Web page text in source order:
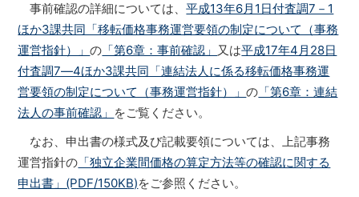
事前確認の詳細については、平成13年6月1日付査調7－1
ほか3課共同「移転価格事務運営要領の制定について（事務
運営指針）」の 「第6章：事前確認」 又は平成17年4月28日
付査調7―4ほか3課共同「連結法人に係る移転価格事務運
営要領の制定について（事務運営指針）」の 「第6章：連結
法人の事前確認」 をご覧ください。
なお、申出書の様式及び記載要領については、上記事務
運営指針の 「独立企業間価格の算定方法等の確認に関する
申出書」(PDF/150KB)をご参照ください。